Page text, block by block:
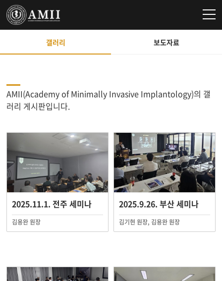
갤러리 보도자료
AMII(Academy of Minimally Invasive Implantology)의 갤
러리 게시판입니다.
2025.11.1. 전주 세미나
김용완 원장
2025.9.26. 부산 세미나
김기현 원장, 김용완 원장